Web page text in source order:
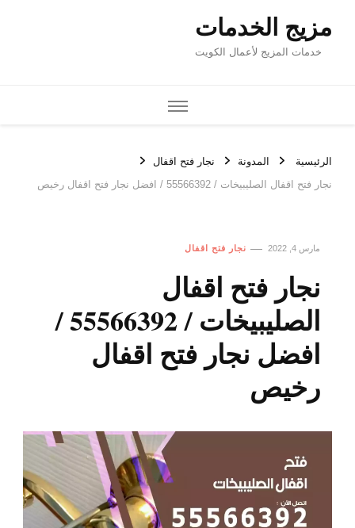
مزيج الخدمات
خدمات المزيج لأعمال الكويت
الرئيسية المدونة
نجار فتح اقفال
نجار فتح اقفال الصليبيخات / 55566392 / افضل نجار فتح اقفال رخيص
مارس 4, 2022 نجار فتح اقفال
نجار فتح اقفال
الصليبيخات / 55566392 /
افضل نجار فتح اقفال
رخيص